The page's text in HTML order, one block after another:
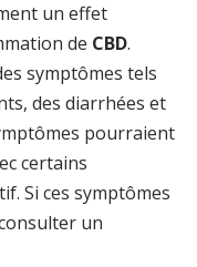
un effet
de CBD.
symptômes tels
des diarrhées et
pourraient
certains
Si ces symptômes
un